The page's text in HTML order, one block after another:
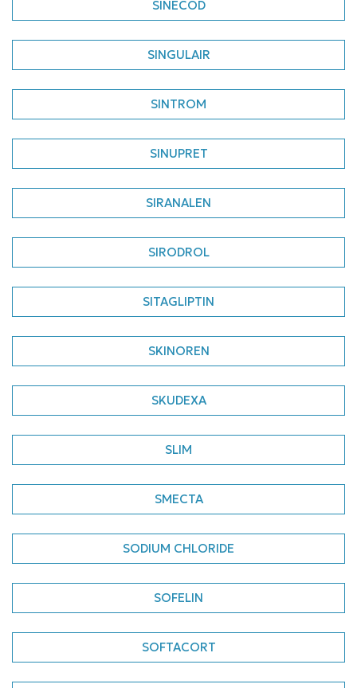
SINECOD
SINGULAIR
SINTROM
SINUPRET
SIRANALEN
SIRODROL
SITAGLIPTIN
SKINOREN
SKUDEXA
SLIM
SMECTA
SODIUM CHLORIDE
SOFELIN
SOFTACORT